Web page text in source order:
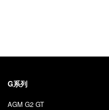
G系列
AGM G2 GT